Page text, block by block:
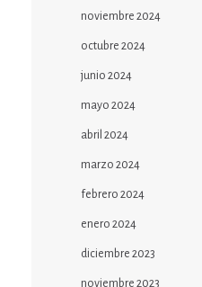
noviembre 2024
octubre 2024
junio 2024
mayo 2024
abril 2024
marzo 2024
febrero 2024
enero 2024
diciembre 2023
noviembre 2023